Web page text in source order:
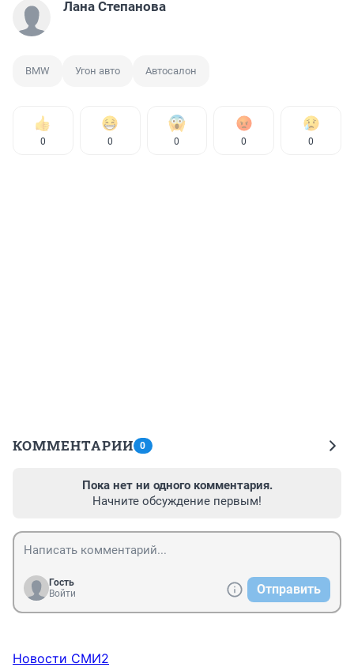
Лана Степанова
BMW Угон авто Автосалон
0 0 0 0 0
КОММЕНТАРИИ 0
Пока нет ни одного комментария.
Начните обсуждение первым!
Гость
Войти
Отправить
Новости СМИ2